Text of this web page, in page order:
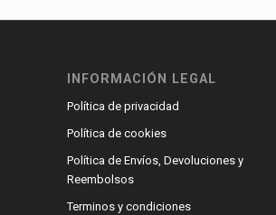
INFORMACIÓN LEGAL
Política de privacidad
Política de cookies
Política de Envíos, Devoluciones y
Reembolsos
Terminos y condiciones